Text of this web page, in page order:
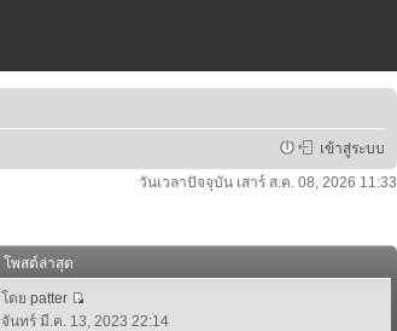
เข้าสู่ระบบ
วันเวลาปัจจุบัน เสาร์ ส.ค. 08, 2026 11:33
โพสต์ล่าสุด
โดย patter
จันทร์ มี.ค. 13, 2023 22:14